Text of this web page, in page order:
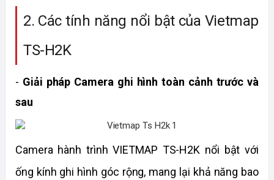
2. Các tính năng nổi bật của Vietmap
TS-H2K
- Giải pháp Camera ghi hình toàn cảnh trước và
sau
Camera hành trình VIETMAP TS-H2K nổi bật với
ống kính ghi hình góc rộng, mang lại khả năng bao